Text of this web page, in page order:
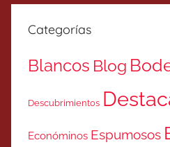
Categorías
Blancos Blog
Descubrimientos
Económinos Espumosos